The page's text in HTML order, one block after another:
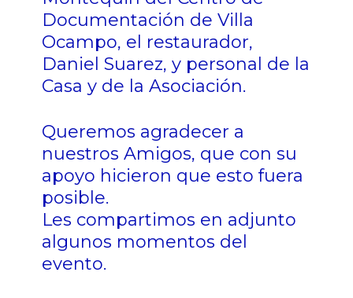
Documentación de Villa
Ocampo, el restaurador,
Daniel Suarez, y personal de la
Casa y de la Asociación.
Queremos agradecer a
nuestros Amigos, que con su
apoyo hicieron que esto fuera
posible.
Les compartimos en adjunto
algunos momentos del
evento.